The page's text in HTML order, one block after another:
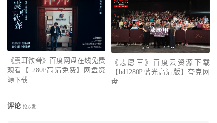
《震耳欲聋》百度网盘在线免费
观看【1280P高清免费】网盘资
源下载
《志愿军》百度云资源下载
【bd1280P蓝光高清版】夸克网
盘
评论 抢沙发